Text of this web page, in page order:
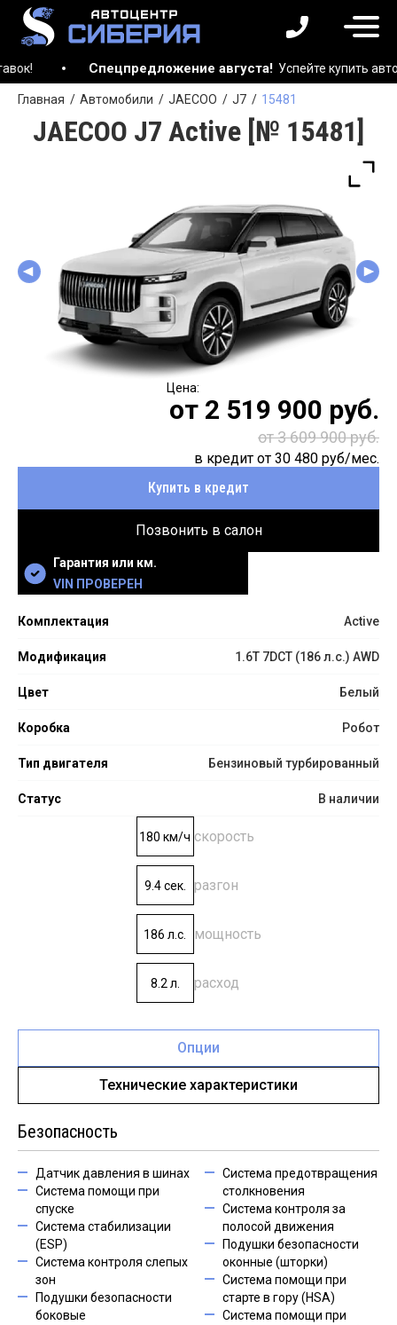
Спецпредложение августа!Успейте купить
Главная Автомобили JAECOO J7 15481
JAECOO J7 Active [№ 15481]
Гарантия или км.
VIN ПРОВЕРЕН
Комплектация Active
Модификация 1.6T 7DCT (186 л.с.) AWD
Цвет Белый
Коробка Робот
Тип двигателя Бензиновый турбированный
Статус В наличии
180 км/ч скорость
9.4 сек. разгон
186 л.с. мощность
8.2 л. расход
от 2 519 900 руб.
от 3 609 900 руб.
в кредит от 30 480 руб/мес.
Купить в кредит
Позвонить в салон
Опции
Технические характеристики
Безопасность
Датчик давления в шинах
Система помощи при
спуске
Система стабилизации
(ESP)
Система контроля слепых
зон
Подушки безопасности
боковые
Система предотвращения
столкновения
Система контроля за
полосой движения
Подушки безопасности
оконные (шторки)
Система помощи при
старте в гору (HSA)
Система помощи при